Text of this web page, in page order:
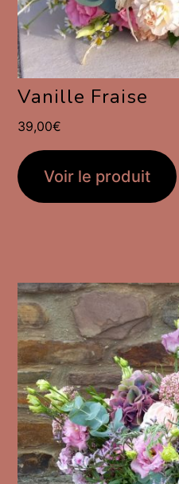
Vanille Fraise
39,00€
Voir le produit